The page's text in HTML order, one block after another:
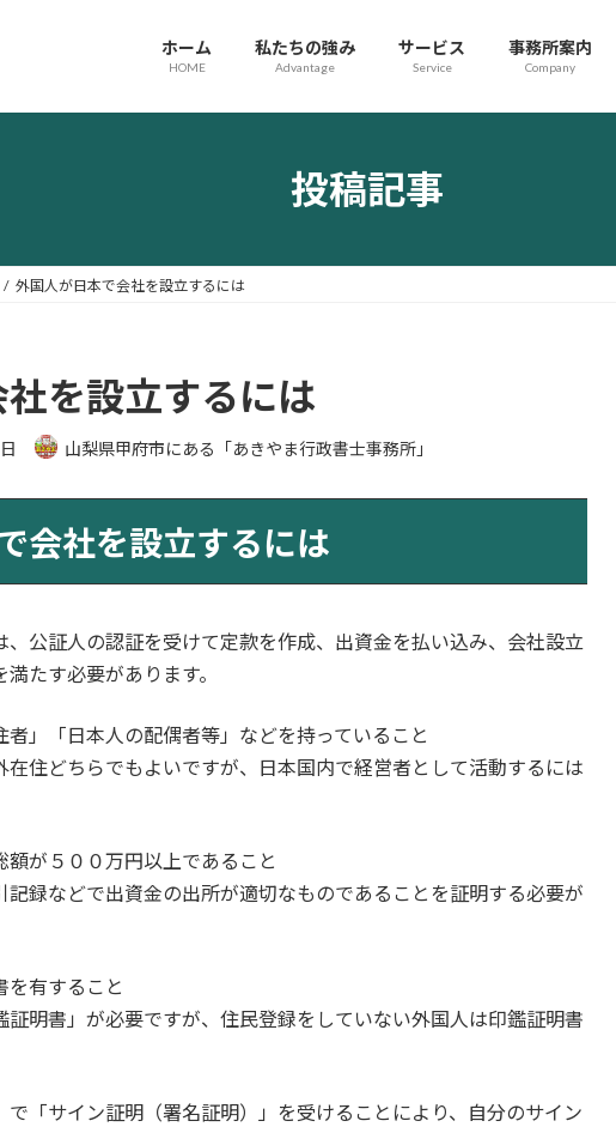
ホーム
HOME
私たちの強み
Advantage
サービス
Service
事務所案内
Company
投稿記事
外国人が日本で会社を設立するには
を設立するには
山梨県甲府市にある「あきやま行政書士事務所」
会社を設立するには
公証人の認証を受けて定款を作成、出資金を払い込み、会社設立
たす必要があります。
者」「日本人の配偶者等」などを持っていること
住どちらでもよいですが、日本国内で経営者として活動するには
額が５００万円以上であること
録などで出資金の出所が適切なものであることを証明する必要が
を有すること
明書」が必要ですが、住民登録をしていない外国人は印鑑証明書
「サイン証明（署名証明）」を受けることにより、自分のサイン